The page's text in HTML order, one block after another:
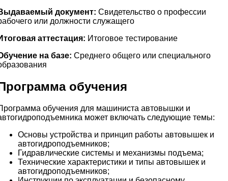
документ: Свидетельство о профессии
или должности служащего
аттестация: Итоговое тестирование
на базе: Среднего общего или специального
обучения
обучения для машиниста автовышки и
может включать следующие темы:
Основы устройства и принцип работы автовышек и
автогидроподъемников;
Гидравлические системы и механизмы подъема;
Технические характеристики и типы автовышек и
автогидроподъемников;